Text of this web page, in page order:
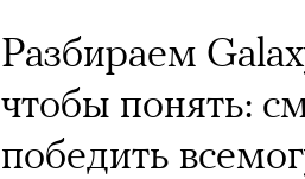
Разбираем
чтобы понять:
победить